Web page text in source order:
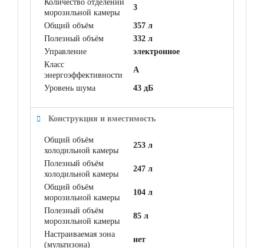
Количество отделений
морозильной камеры
3
Общий объём
357 л
Полезный объём
332 л
Управление
электронное
Класс
энергоэффективности
A
Уровень шума 43 дБ
Конструкция и вместимость
Общий объём
холодильной камеры
253 л
Полезный объём
холодильной камеры
247 л
Общий объём
морозильной камеры
104 л
Полезный объём
морозильной камеры
85 л
Настраиваемая зона
(мультизона)
нет